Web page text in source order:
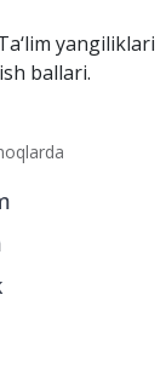
yangiliklari
ballari.